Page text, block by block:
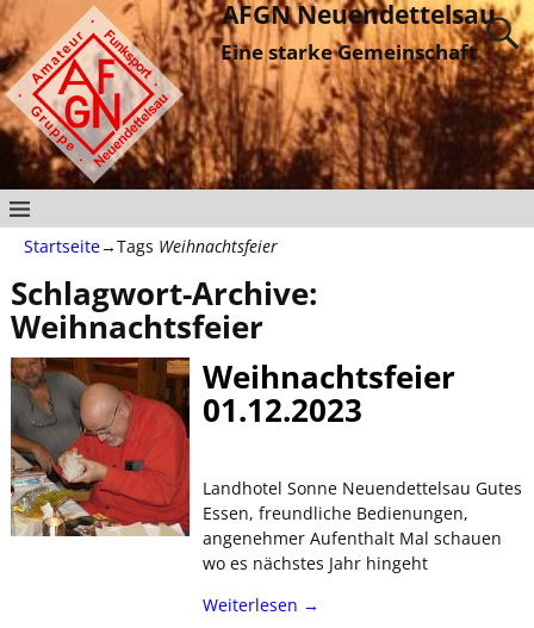
AFGN Neuendettelsau
Eine starke Gemeinschaft
Startseite→Tags Weihnachtsfeier
Schlagwort-Archive:
Weihnachtsfeier
Weihnachtsfeier
01.12.2023
Landhotel Sonne Neuendettelsau Gutes
Essen, freundliche Bedienungen,
angenehmer Aufenthalt Mal schauen
wo es nächstes Jahr hingeht
Weiterlesen →